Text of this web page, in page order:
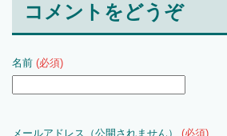
コメントをどうぞ
名前 (必須)
メールアドレス（公開されません） (必須)